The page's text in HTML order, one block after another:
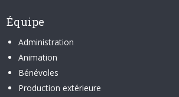
Équipe
Administration
Animation
Bénévoles
Production extérieure